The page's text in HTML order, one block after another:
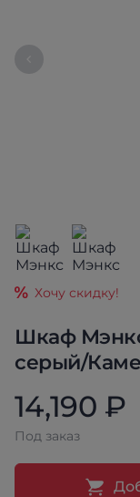
Шкаф
серый/
Хочу скидку!
14,190 ₽
Под заказ